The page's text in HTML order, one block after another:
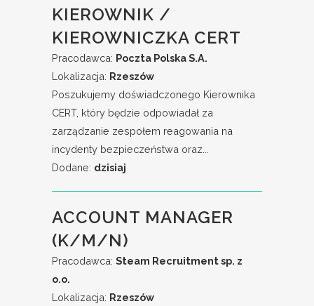
KIEROWNIK /
KIEROWNICZKA CERT
Pracodawca: Poczta Polska S.A.
Lokalizacja: Rzeszów
Poszukujemy doświadczonego Kierownika
CERT, który będzie odpowiadał za
zarządzanie zespołem reagowania na
incydenty bezpieczeństwa oraz...
Dodane: dzisiaj
ACCOUNT MANAGER
(K/M/N)
Pracodawca: Steam Recruitment sp. z
o.o.
Lokalizacja: Rzeszów